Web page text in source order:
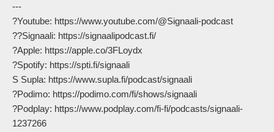
---
?Youtube: https://www.youtube.com/@Signaali-podcast
??Signaali: https://signaalipodcast.fi/
?Apple: https://apple.co/3FLoydx
?Spotify: https://spti.fi/signaali
S Supla: https://www.supla.fi/podcast/signaali
?Podimo: https://podimo.com/fi/shows/signaali
?Podplay: https://www.podplay.com/fi-fi/podcasts/signaali-
1237266